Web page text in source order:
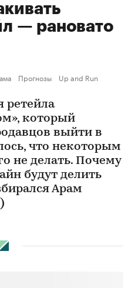
— рановато
Прогнозы Up and Run
ретейла
который
выйти в
что некоторым
не делать. Почему
будут делить
Арам